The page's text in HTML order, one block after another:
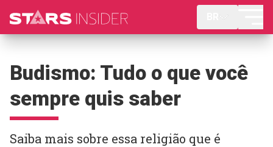
Budismo: Tudo o que você
sempre quis saber
Saiba mais sobre essa religião que é